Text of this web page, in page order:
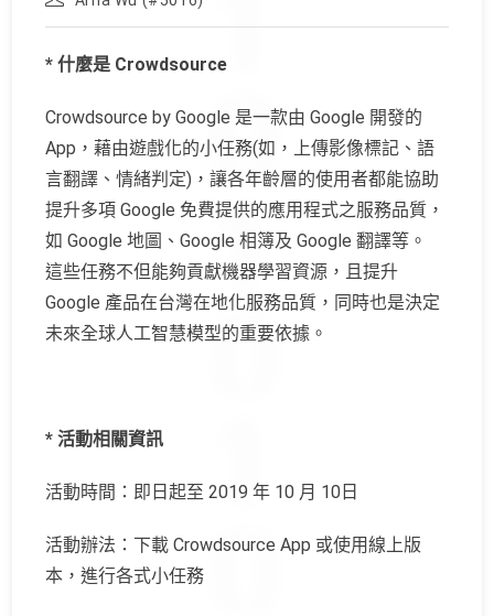
* 什麼是 Crowdsource
Crowdsource byGoogle 是一款由Google 開發的
App，藉由遊戲化的小任務(如，上傳影像標記、語
言翻譯、情緒判定)，讓各年齡層的使用者都能協助
提升多項Google 免費提供的應用程式之服務品質，
如Google 地圖、Google 相簿及Google 翻譯等。
這些任務不但能夠貢獻機器學習資源，且提升
Google 產品在台灣在地化服務品質， 同時也是決定
未來全球人工智慧模型的重要依據。
* 活動相關資訊
活動時間：即日起至 2019 年 10 月 10日
活動辦法：下載 Crowdsource App 或使用線上版
本，進行各式小任務